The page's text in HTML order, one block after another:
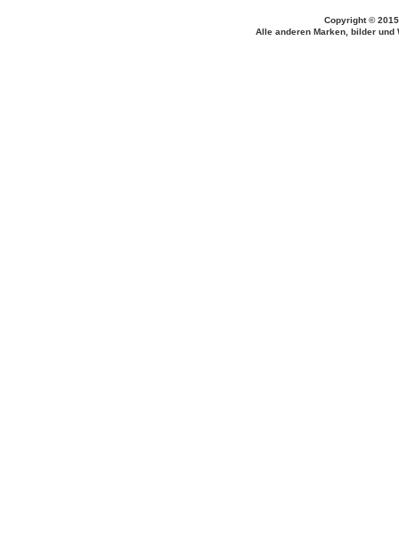
Copyright ©
Alle anderen Marken, bilder und